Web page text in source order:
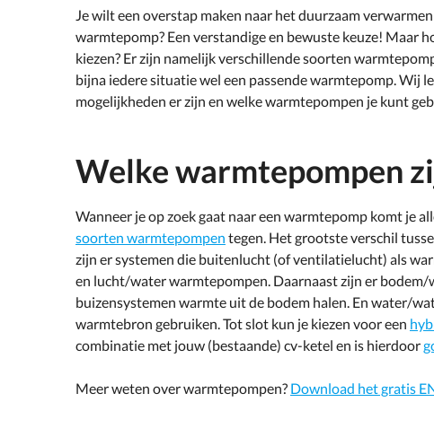
Je wilt een overstap maken naar het duurzaam
warmtepomp? Een verstandige en bewuste keuze! Maar
kiezen? Er zijn namelijk verschillende soorten
bijna iedere situatie wel een passende warmtepomp. Wij
mogelijkheden er zijn en welke warmtepompen je kunt
Welke warmtepompen
Wanneer je op zoek gaat naar een warmtepomp komt je
soorten warmtepompen tegen. Het grootste verschil
zijn er systemen die buitenlucht (of ventilatielucht) als
en lucht/water warmtepompen. Daarnaast zijn er
buizensystemen warmte uit de bodem halen. En water/
warmtebron gebruiken. Tot slot kun je kiezen voor een
combinatie met jouw (bestaande) cv-ketel en is hierdoor
Meer weten over warmtepompen? Download het gratis